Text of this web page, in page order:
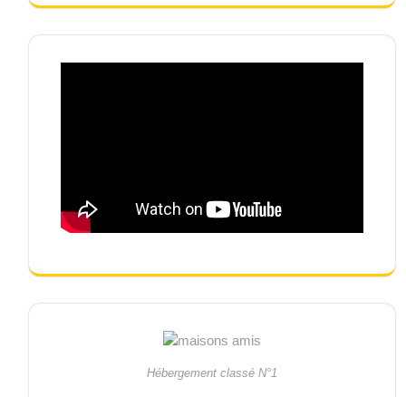
Hébergement classé N°1